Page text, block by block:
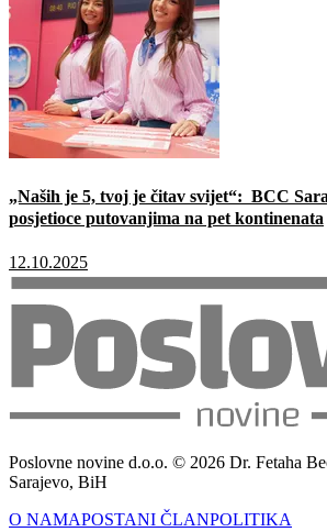
„Naših je 5, tvoj je čitav svijet“: BCC
posjetioce putovanjima na pet kontinenata
12.10.2025
Poslovne novine d.o.o. © 2026 Dr. Fetaha
Sarajevo, BiH
O NAMAPOSTANI ČLANPOLITIKA